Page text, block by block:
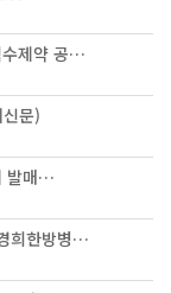
수제약 공…
문)
발매…
희한방병…